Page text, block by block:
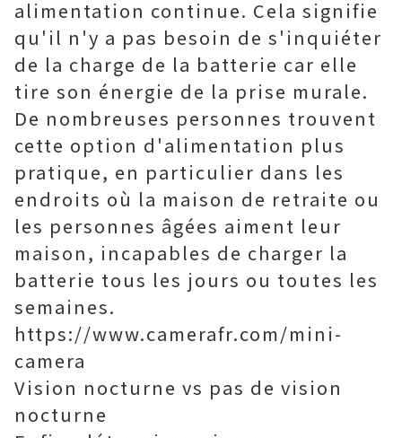
alimentation continue. Cela signifie
qu'il n'y a pas besoin de s'inquiéter
de la charge de la batterie car elle
tire son énergie de la prise murale.
De nombreuses personnes trouvent
cette option d'alimentation plus
pratique, en particulier dans les
endroits où la maison de retraite ou
les personnes âgées aiment leur
maison, incapables de charger la
batterie tous les jours ou toutes les
semaines.
https://www.camerafr.com/mini-
camera
Vision nocturne vs pas de vision
nocturne